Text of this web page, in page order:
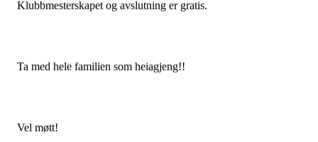
Klubbmesterskapet og avslutning er gratis.
Ta med hele familien som heiagjeng!!
Vel møtt!